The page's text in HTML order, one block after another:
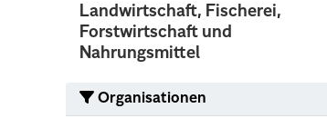
Landwirtschaft, Fischerei,
Forstwirtschaft und
Nahrungsmittel
Organisationen